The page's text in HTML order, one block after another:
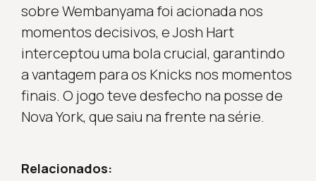
sobre Wembanyama foi acionada nos
momentos decisivos, e Josh Hart
interceptou uma bola crucial, garantindo
a vantagem para os Knicks nos momentos
finais. O jogo teve desfecho na posse de
Nova York, que saiu na frente na série.
Relacionados: